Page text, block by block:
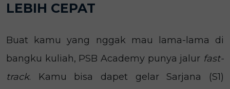
LEBIH CEPAT
Buat kamu yang nggak mau lama-lama di
bangku kuliah, PSB Academy punya jalur fast-
track. Kamu bisa dapet gelar Sarjana (S1)